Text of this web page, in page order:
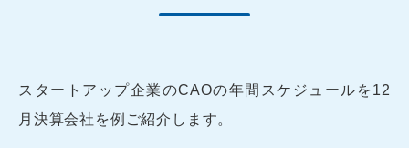
スタートアップ企業のCAOの年間スケジュールを12
月決算会社を例ご紹介します。